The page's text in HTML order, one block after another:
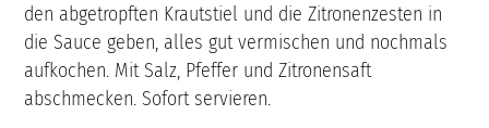
den abgetropften Krautstiel und die Zitronenzesten in
die Sauce geben, alles gut vermischen und nochmals
aufkochen. Mit Salz, Pfeffer und Zitronensaft
abschmecken. Sofort servieren.